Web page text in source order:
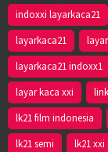
indoxxi layarkaca21
layarkaca21
layarkaca21 indoxx1
layar kaca xxi
lk21 film indonesia
lk21 semi
lk21